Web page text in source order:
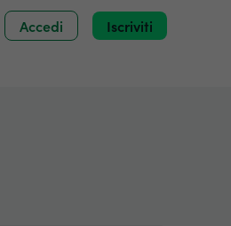
Accedi Iscriviti